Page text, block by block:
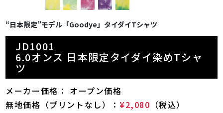
“日本限定”モデル「Goodye」タイダイTシャツ
JD1001
6.0オンス 日本限定タイダイ染めTシャ
ツ
メーカー価格： オープン価格
無地価格（プリントなし）： ¥2,080 （税込）